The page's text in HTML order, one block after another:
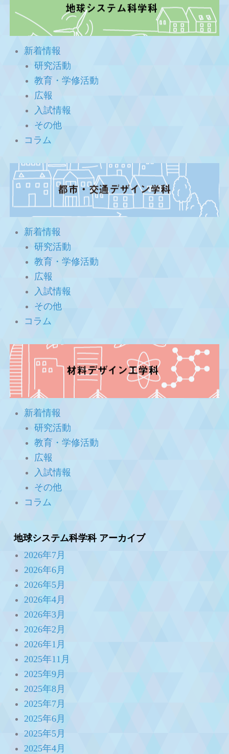
新着情報
研究活動
教育・学修活動
広報
入試情報
その他
コラム
新着情報
研究活動
教育・学修活動
広報
入試情報
その他
コラム
新着情報
研究活動
教育・学修活動
広報
入試情報
その他
コラム
地球システム科学科 アーカイブ
2026年7月
2026年6月
2026年5月
2026年4月
2026年3月
2026年2月
2026年1月
2025年11月
2025年9月
2025年8月
2025年7月
2025年6月
2025年5月
2025年4月